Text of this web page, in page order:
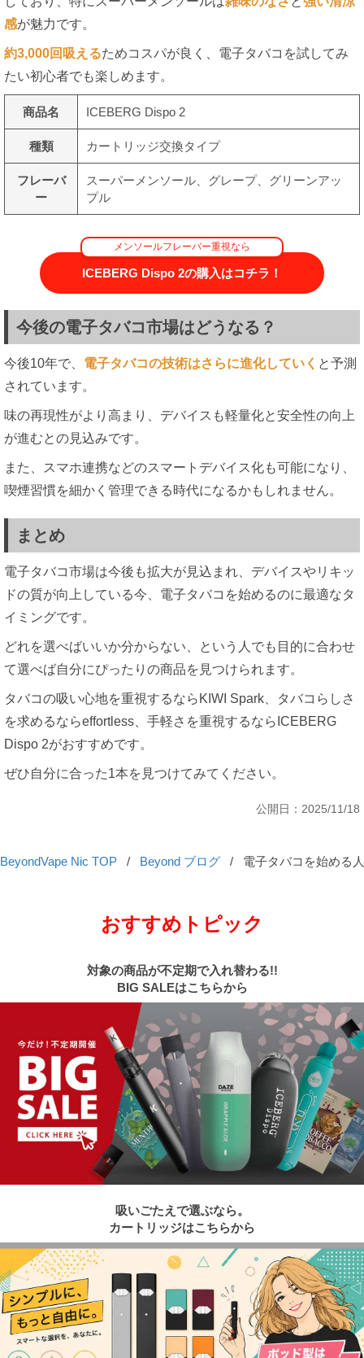
感が魅力です。
約3,000回吸えるためコスパが良く、電子タバコを試してみ
たい初心者でも楽しめます。
商品名 ICEBERG Dispo 2
種類 カートリッジ交換タイプ
フレーバ
ー
スーパーメンソール、グレープ、グリーンアッ
プル
メンソールフレーバー重視なら
ICEBERG Dispo 2の購入はコチラ！
今後の電子タバコ市場はどうなる？
今後10年で、 電子タバコの技術はさらに進化していく と予測
されています。
味の再現性がより高まり、デバイスも軽量化と安全性の向上
が進むとの見込みです。
また、スマホ連携などのスマートデバイス化も可能になり、
喫煙習慣を細かく管理できる時代になるかもしれません。
まとめ
電子タバコ市場は今後も拡大が見込まれ、デバイスやリキッ
ドの質が向上している今、電子タバコを始めるのに最適なタ
イミングです。
どれを選べばいいか分からない、という人でも目的に合わせ
て選べば自分にぴったりの商品を見つけられます。
タバコの吸い心地を重視するならKIWI Spark、タバコらしさ
を求めるならeffortless、手軽さを重視するならICEBERG
Dispo 2がおすすめです。
ぜひ自分に合った1本を見つけてみてください。
公開日：2025/11/18
BeyondVape Nic TOP / Beyond ブログ / 電子タバコを始める
おすすめトピック
対象の商品が不定期で入れ替わる!!
BIG SALEはこちらから
吸いごたえで選ぶなら。
カートリッジはこちらから